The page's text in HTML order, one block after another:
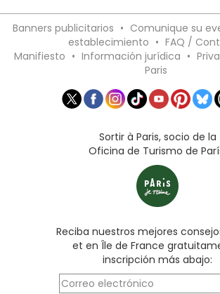
Banners publicitarios • Comunique su
establecimiento • FAQ /
Manifiesto • Información jurídica •
Paris
Sortir à Paris, socio de la
Oficina de Turismo de
Reciba nuestros mejores
et en Île de France
inscripción más abajo: